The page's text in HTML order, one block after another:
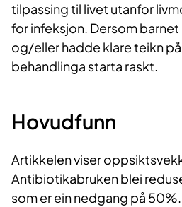
tilpassing til livet utanfor
for infeksjon. Dersom
og/eller hadde klare teikn
behandlinga starta raskt.
Hovudfunn
Artikkelen viser
Antibiotikabruken blei
som er ein nedgang på 50%.